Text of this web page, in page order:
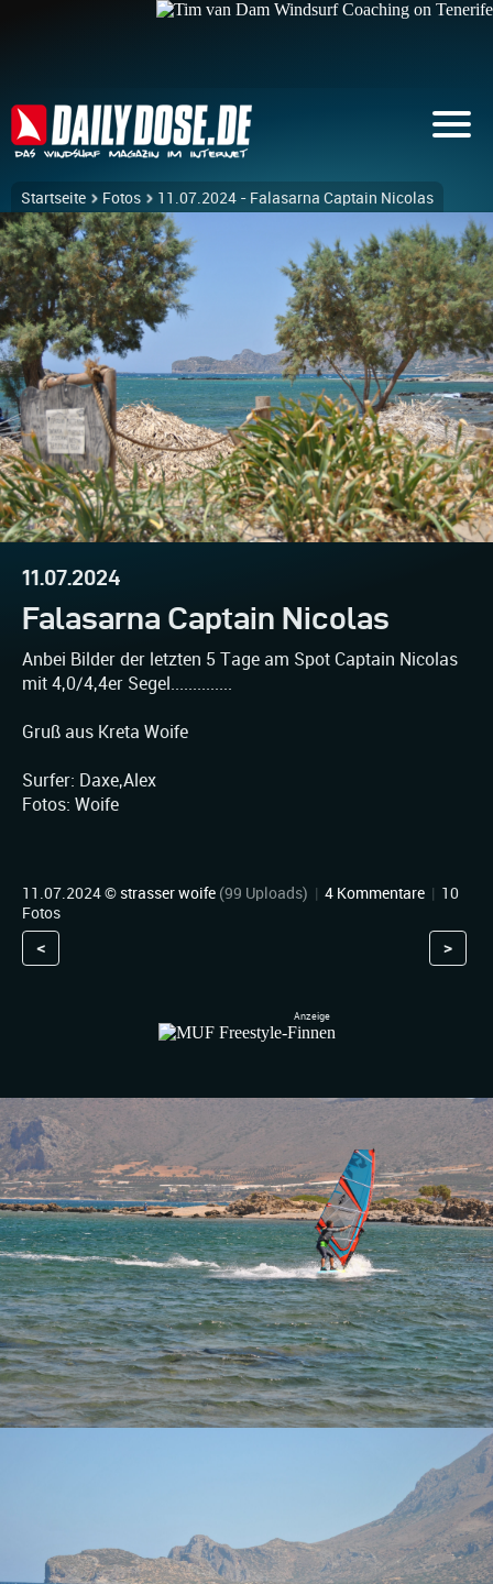
Startseite Fotos 11.07.2024 - Falasarna Captain Nicolas
11.07.2024
Falasarna Captain Nicolas
Anbei Bilder der letzten 5 Tage am Spot Captain Nicolas
mit 4,0/4,4er Segel..............
Gruß aus Kreta Woife
Surfer: Daxe,Alex
Fotos: Woife
11.07.2024 © strasser woife (99 Uploads) | 4 Kommentare | 10
Fotos
< >